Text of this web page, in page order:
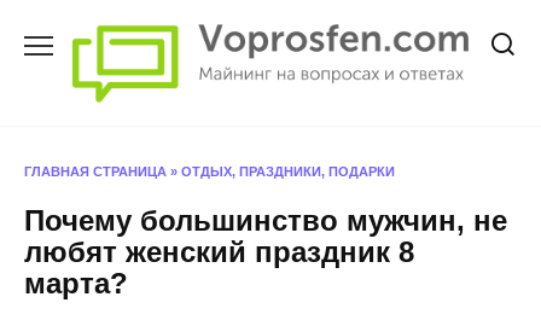
ГЛАВНАЯ СТРАНИЦА » ОТДЫХ, ПРАЗДНИКИ, ПОДАРКИ
Почему большинство мужчин, не
любят женский праздник 8
марта?